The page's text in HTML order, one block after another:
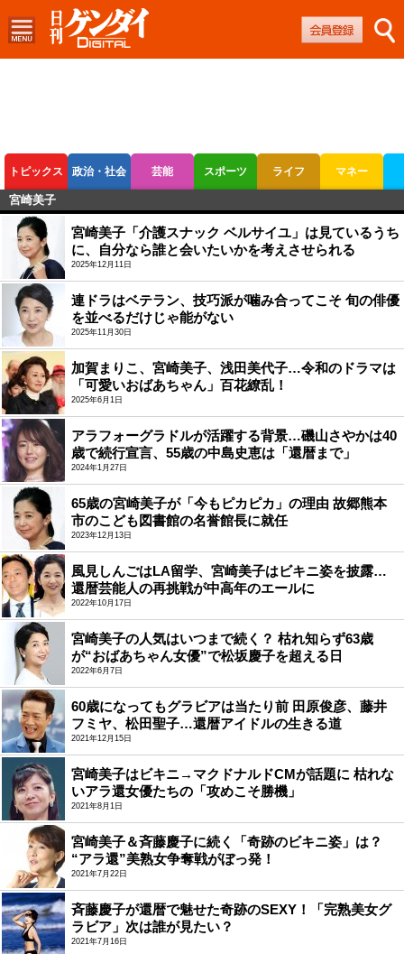
トピックス 政治・社会 芸能 スポーツ ライフ マネー
ボートレース
宮崎美子
宮崎美子「介護スナック ベルサイユ」は見ているうち
に、自分なら誰と会いたいかを考えさせられる
2025年12月11日
連ドラはベテラン、技巧派が噛み合ってこそ 旬の俳優
を並べるだけじゃ能がない
2025年11月30日
加賀まりこ、宮崎美子、浅田美代子…令和のドラマは
「可愛いおばあちゃん」百花繚乱！
2025年6月1日
アラフォーグラドルが活躍する背景…磯山さやかは40
歳で続行宣言、55歳の中島史恵は「還暦まで」
2024年1月27日
65歳の宮崎美子が「今もピカピカ」の理由 故郷熊本
市のこども図書館の名誉館長に就任
2023年12月13日
風見しんごはLA留学、宮崎美子はビキニ姿を披露…
還暦芸能人の再挑戦が中高年のエールに
2022年10月17日
宮崎美子の人気はいつまで続く？ 枯れ知らず63歳
が“おばあちゃん女優”で松坂慶子を超える日
2022年6月7日
60歳になってもグラビアは当たり前 田原俊彦、藤井
フミヤ、松田聖子…還暦アイドルの生きる道
2021年12月15日
宮崎美子はビキニ→マクドナルドCMが話題に 枯れな
いアラ還女優たちの「攻めこそ勝機」
2021年8月1日
宮崎美子＆斉藤慶子に続く「奇跡のビキニ姿」は？
“アラ還”美熟女争奪戦がぼっ発！
2021年7月22日
斉藤慶子が還暦で魅せた奇跡のSEXY！「完熟美女グ
ラビア」次は誰が見たい？
2021年7月16日